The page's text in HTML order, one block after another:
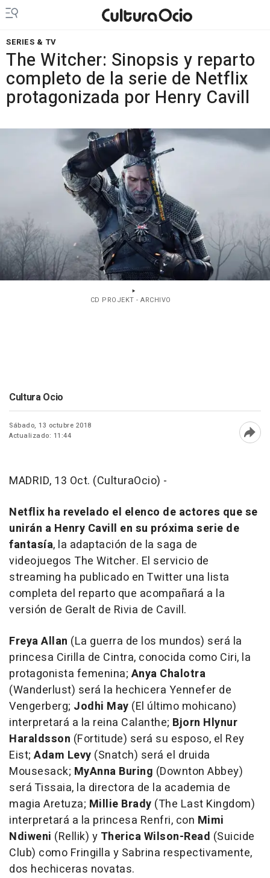
SERIES & TV
The Witcher: Sinopsis y reparto
completo de la serie de Netflix
protagonizada por Henry Cavill
CD PROJEKT - ARCHIVO
Cultura Ocio
Sábado, 13 octubre 2018
Actualizado: 11:44
MADRID, 13 Oct. (CulturaOcio) -
Netflix ha revelado el elenco de actores que se
unirán a Henry Cavill en su próxima serie de
fantasía, la adaptación de la saga de
videojuegos The Witcher. El servicio de
streaming ha publicado en Twitter una lista
completa del reparto que acompañará a la
versión de Geralt de Rivia de Cavill.
Freya Allan (La guerra de los mundos) será la
princesa Cirilla de Cintra, conocida como Ciri, la
protagonista femenina; Anya Chalotra
(Wanderlust) será la hechicera Yennefer de
Vengerberg; Jodhi May (El último mohicano)
interpretará a la reina Calanthe; Bjorn Hlynur
Haraldsson (Fortitude) será su esposo, el Rey
Eist; Adam Levy (Snatch) será el druida
Mousesack; MyAnna Buring (Downton Abbey)
será Tissaia, la directora de la academia de
magia Aretuza; Millie Brady (The Last Kingdom)
interpretará a la princesa Renfri, con Mimi
Ndiweni (Rellik) y Therica Wilson-Read (Suicide
Club) como Fringilla y Sabrina respectivamente,
dos hechiceras novatas.